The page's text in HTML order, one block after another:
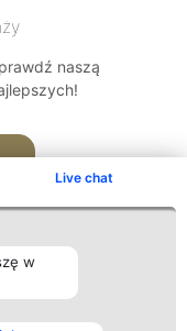
Live chat
w
naszą
Kontakt